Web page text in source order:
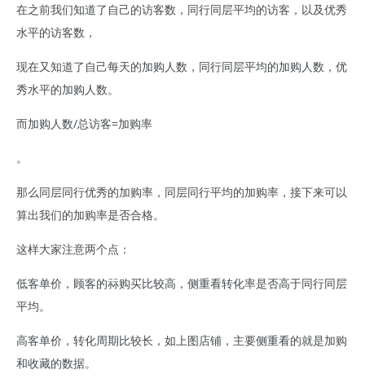
在之前我们知道了自己的访客数，同行同层平均的访客，以及优秀
水平的访客数，
现在又知道了自己每天的加购人数，同行同层平均的加购人数，优
秀水平的加购人数。
而加购人数/总访客=加购率
。
那么同层同行优秀的加购率，同层同行平均的加购率，接下来可以
算出我们的加购率是否合格。
这样大家注意两个点：
低客单价，顾客的祘购买比较高，侧重看转化率是否高于同行同层
平均。
高客单价，转化周期比较长，如上图店铺，主要侧重看的就是加购
和收藏的数据。